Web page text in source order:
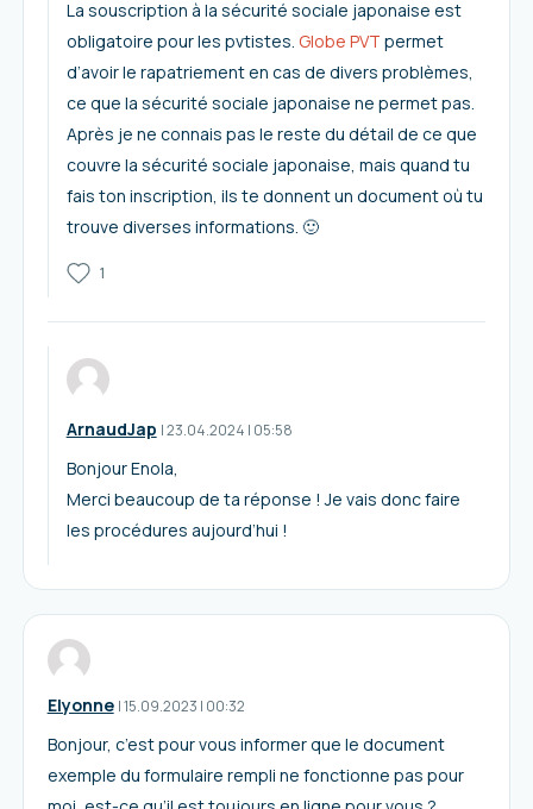
La souscription à la sécurité sociale japonaise est
obligatoire pour les pvtistes. Globe PVT permet
d’avoir le rapatriement en cas de divers problèmes,
ce que la sécurité sociale japonaise ne permet pas.
Après je ne connais pas le reste du détail de ce que
couvre la sécurité sociale japonaise, mais quand tu
fais ton inscription, ils te donnent un document où tu
trouve diverses informations. 🙂
1
ArnaudJap I23.04.2024 | 05:58
Bonjour Enola,
Merci beaucoup de ta réponse ! Je vais donc faire
les procédures aujourd’hui !
Elyonne I15.09.2023 | 00:32
Bonjour, c’est pour vous informer que le document
exemple du formulaire rempli ne fonctionne pas pour